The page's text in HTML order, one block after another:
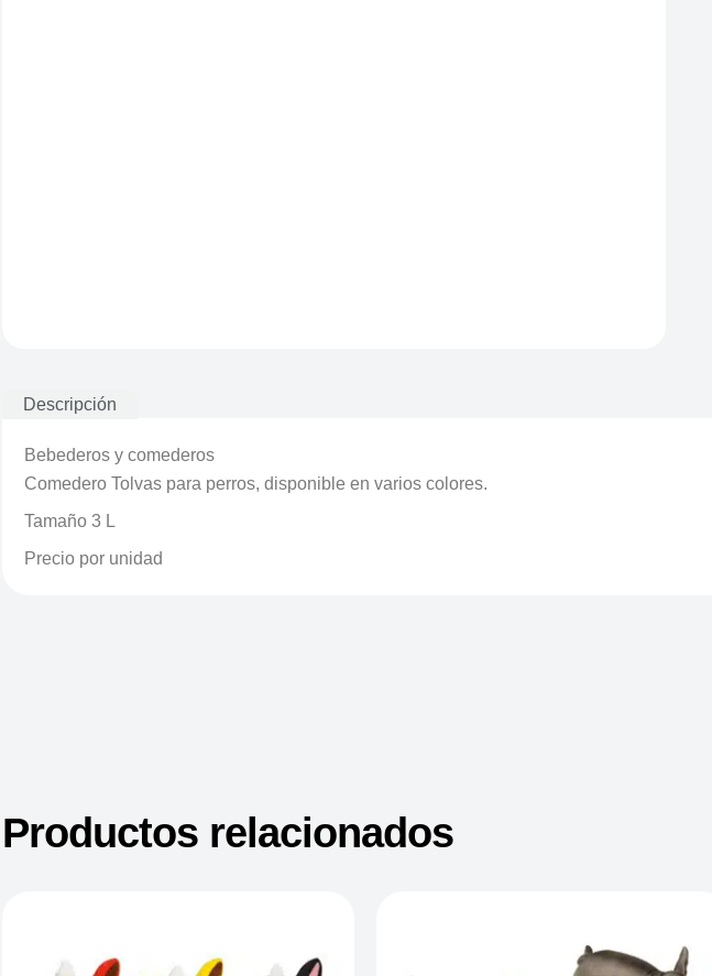
Descripción
Bebederos y comederos
Comedero Tolvas para perros, disponible en varios colores.
Tamaño 3 L
Precio por unidad
Productos relacionados